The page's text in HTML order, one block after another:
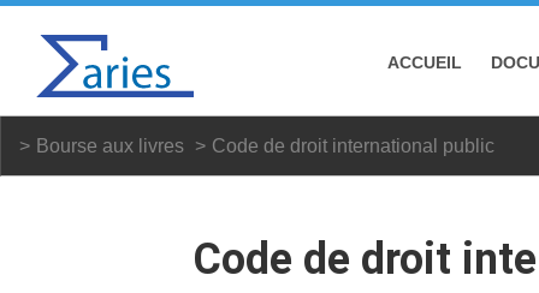
ACCUEIL
Bourse aux livres Code de droit international public
Code de droit